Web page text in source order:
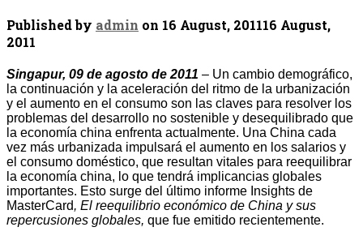
Published by admin on 16 August, 201116 August,
2011
Singapur, 09 de agosto de 2011 – Un cambio demográfico,
la continuación y la aceleración del ritmo de la urbanización
y el aumento en el consumo son las claves para resolver los
problemas del desarrollo no sostenible y desequilibrado que
la economía china enfrenta actualmente. Una China cada
vez más urbanizada impulsará el aumento en los salarios y
el consumo doméstico, que resultan vitales para reequilibrar
la economía china, lo que tendrá implicancias globales
importantes. Esto surge del último informe Insights de
MasterCard, El reequilibrio económico de China y sus
repercusiones globales, que fue emitido recientemente.